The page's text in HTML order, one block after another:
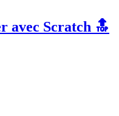
avec Scratch 🔝